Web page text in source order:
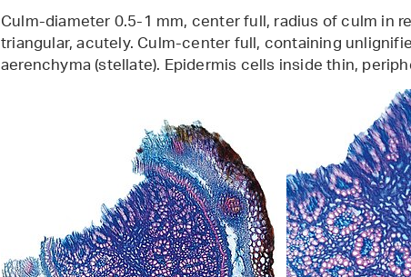
Culm-diameter 0.5-1 mm, center full, radius of culm in
triangular, acutely. Culm-center full, containing
aerenchyma (stellate). Epidermis cells inside thin,